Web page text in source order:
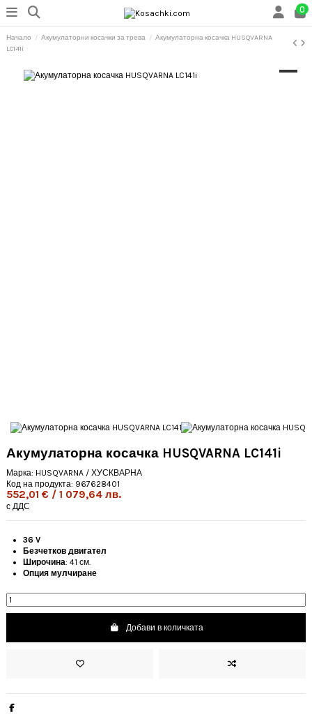
0
Начало Акумулаторни косачки за трева
Акумулаторна косачка HUSQVARNA
LC141i
Акумулаторна косачка HUSQVARNA LC141i
Марка: HUSQVARNA / ХУСКВАРНА
Код на продукта: 967628401
552,01 € / 1 079,64 лв.
с ДДС
36 V
Безчетков двигател
Широчина: 41 см.
Опция мулчиране
Добави в количката